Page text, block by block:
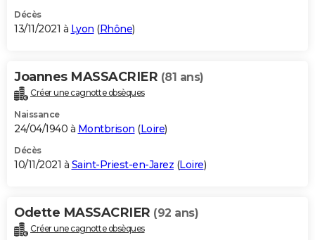
Décès
13/11/2021 à Lyon (Rhône)
Joannes MASSACRIER (81 ans)
Créer une cagnotte obsèques
Naissance
24/04/1940 à Montbrison (Loire)
Décès
10/11/2021 à Saint-Priest-en-Jarez (Loire)
Odette MASSACRIER (92 ans)
Créer une cagnotte obsèques